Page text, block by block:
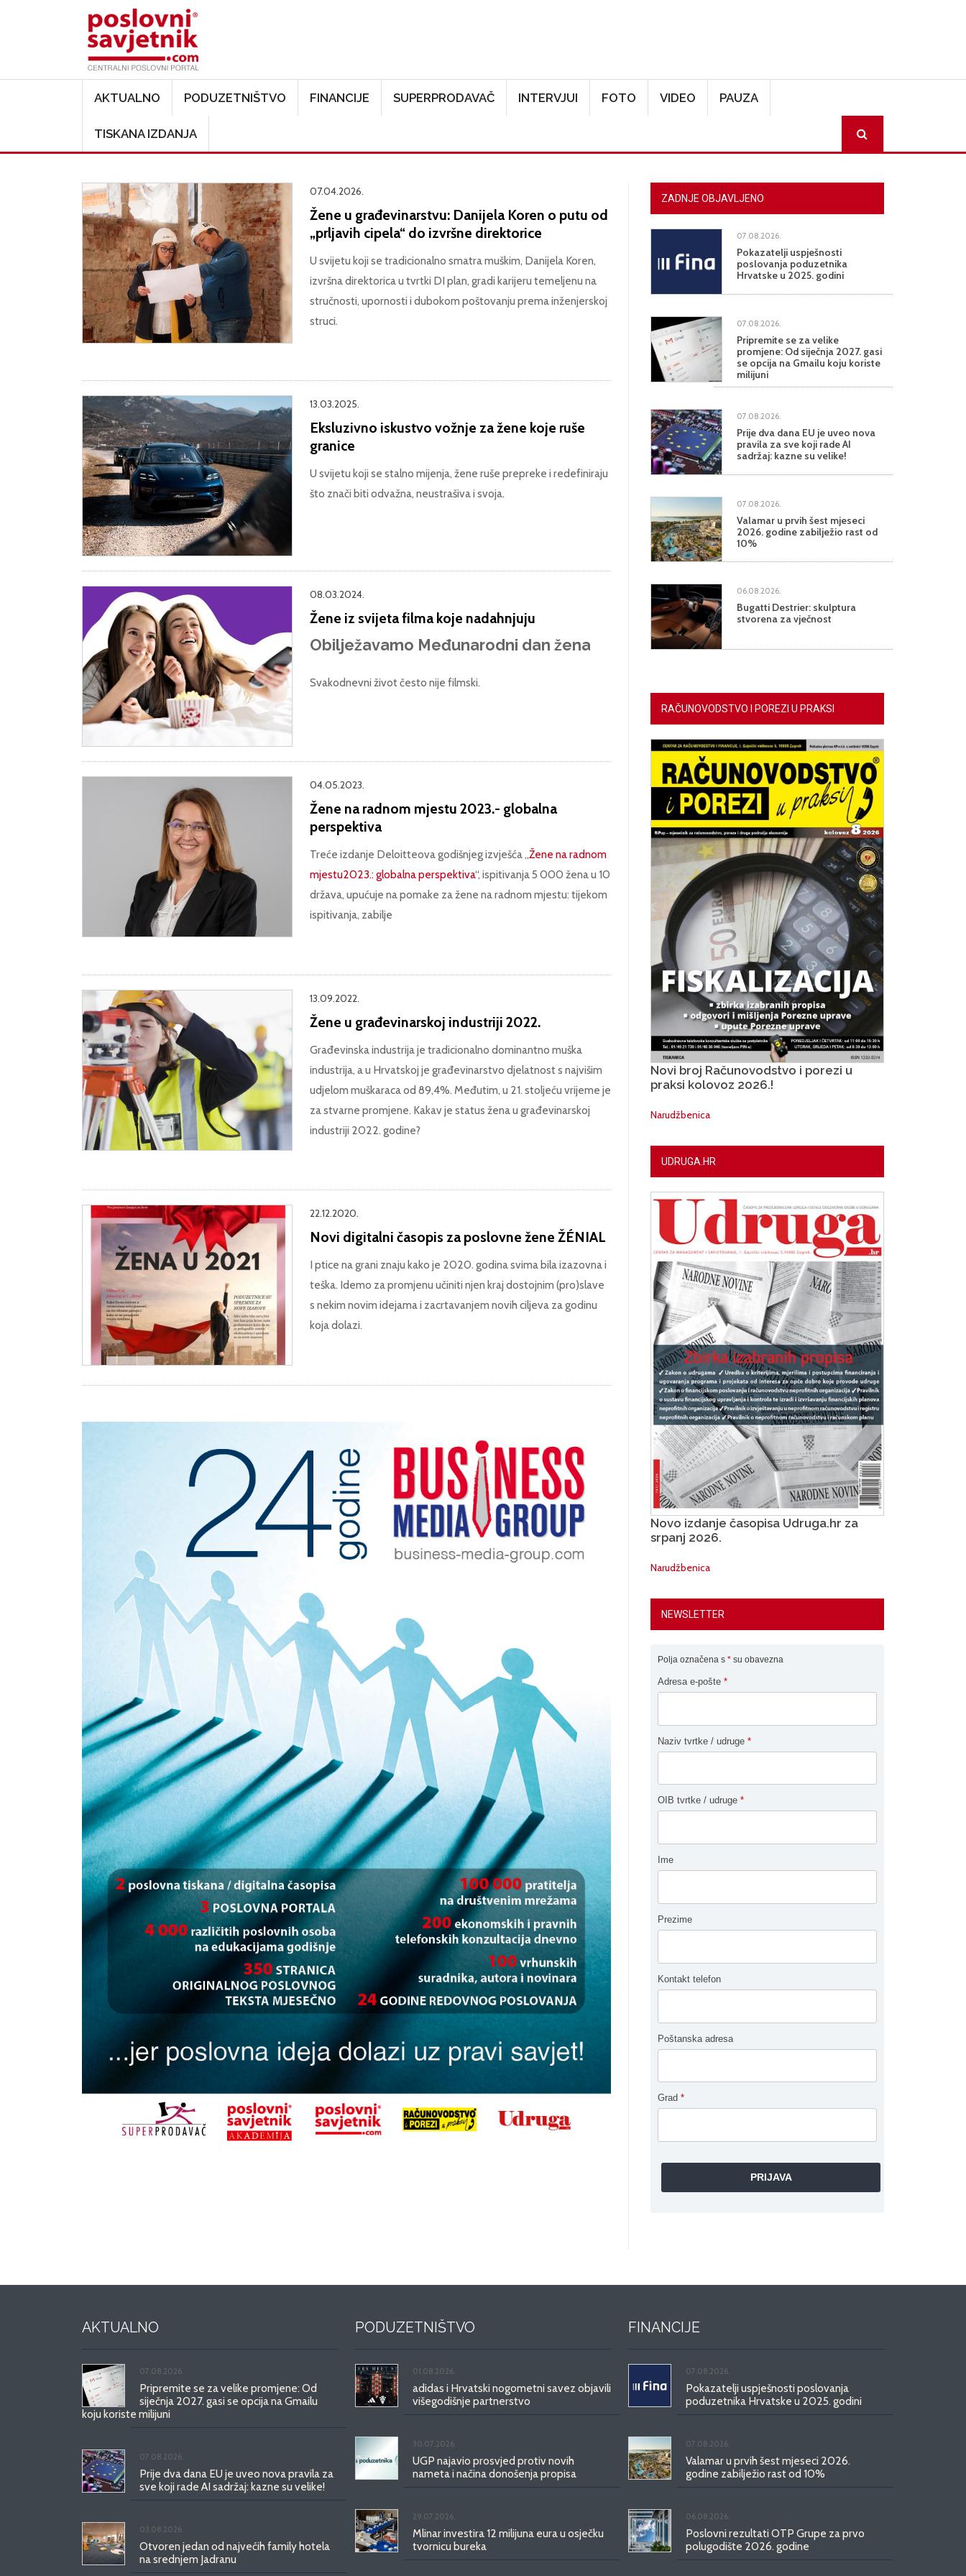
AKTUALNO PODUZETNIŠTVO FINANCIJE SUPERPRODAVAČ INTERVJUI FOTO VIDEO PAUZA
TISKANA IZDANJA
07.04.2026.
Žene u građevinarstvu: Danijela Koren o putu od
„prljavih cipela“ do izvršne direktorice
U svijetu koji se tradicionalno smatra muškim, Danijela Koren,
izvršna direktorica u tvrtki DI plan, gradi karijeru temeljenu na
stručnosti, upornosti i dubokom poštovanju prema inženjerskoj
struci.
13.03.2025.
Eksluzivno iskustvo vožnje za žene koje ruše
granice
U svijetu koji se stalno mijenja, žene ruše prepreke i redefiniraju
što znači biti odvažna, neustrašiva i svoja.
08.03.2024.
Žene iz svijeta filma koje nadahnjuju
Obilježavamo Međunarodni dan žena
Svakodnevni život često nije filmski.
04.05.2023.
Žene na radnom mjestu 2023.- globalna
perspektiva
Treće izdanje Deloitteova godišnjeg izvješća „Žene na radnom
mjestu2023.: globalna perspektiva“, ispitivanja 5 000 žena u 10
država, upućuje na pomake za žene na radnom mjestu: tijekom
ispitivanja, zabilje
13.09.2022.
Žene u građevinarskoj industriji 2022.
Građevinska industrija je tradicionalno dominantno muška
industrija, a u Hrvatskoj je građevinarstvo djelatnost s najvišim
udjelom muškaraca od 89,4%. Međutim, u 21. stoljeću vrijeme je
za stvarne promjene. Kakav je status žena u građevinarskoj
industriji 2022. godine?
22.12.2020.
Novi digitalni časopis za poslovne žene ŽÉNIAL
I ptice na grani znaju kako je 2020. godina svima bila izazovna i
teška. Idemo za promjenu učiniti njen kraj dostojnim (pro)slave
s nekim novim idejama i zacrtavanjem novih ciljeva za godinu
koja dolazi.
ZADNJE OBJAVLJENO
07.08.2026.
Pokazatelji uspješnosti
poslovanja poduzetnika
Hrvatske u 2025. godini
07.08.2026.
Pripremite se za velike
promjene: Od siječnja 2027. gasi
se opcija na Gmailu koju koriste
milijuni
07.08.2026.
Prije dva dana EU je uveo nova
pravila za sve koji rade AI
sadržaj: kazne su velike!
07.08.2026.
Valamar u prvih šest mjeseci
2026. godine zabilježio rast od
10%
06.08.2026.
Bugatti Destrier: skulptura
stvorena za vječnost
RAČUNOVODSTVO I POREZI U PRAKSI
Novi broj Računovodstvo i porezi u
praksi kolovoz 2026.!
Narudžbenica
UDRUGA.HR
Novo izdanje časopisa Udruga.hr za
srpanj 2026.
Narudžbenica
NEWSLETTER
Polja označena s * su obavezna
Adresa e-pošte *
Naziv tvrtke / udruge *
OIB tvrtke / udruge *
Ime
Prezime
Kontakt telefon
Poštanska adresa
Grad *
AKTUALNO
07.08.2026.
Pripremite se za velike promjene: Od
siječnja 2027. gasi se opcija na Gmailu
koju koriste milijuni
07.08.2026.
Prije dva dana EU je uveo nova pravila za
sve koji rade AI sadržaj: kazne su velike!
03.08.2026.
Otvoren jedan od najvećih family hotela
na srednjem Jadranu
PODUZETNIŠTVO
01.08.2026.
adidas i Hrvatski nogometni savez objavili
višegodišnje partnerstvo
30.07.2026.
UGP najavio prosvjed protiv novih
nameta i načina donošenja propisa
29.07.2026.
Mlinar investira 12 milijuna eura u osječku
tvornicu bureka
FINANCIJE
07.08.2026.
Pokazatelji uspješnosti poslovanja
poduzetnika Hrvatske u 2025. godini
07.08.2026.
Valamar u prvih šest mjeseci 2026.
godine zabilježio rast od 10%
06.08.2026.
Poslovni rezultati OTP Grupe za prvo
polugodište 2026. godine